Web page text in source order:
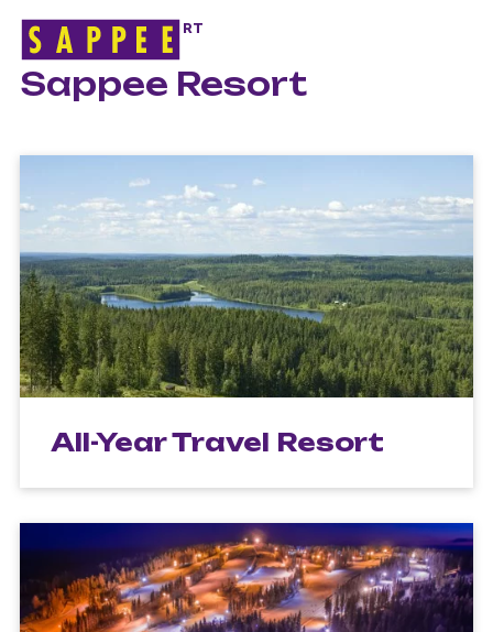
Päävalikko
HOME > SAPPEE RESORT
Sappee Resort
All-Year Travel Resort